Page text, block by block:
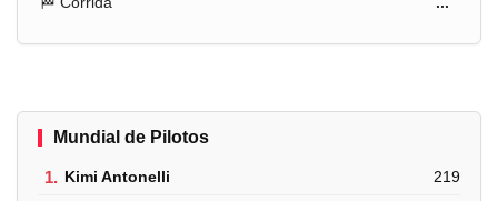
Mundial de Pilotos
1. Kimi Antonelli 219